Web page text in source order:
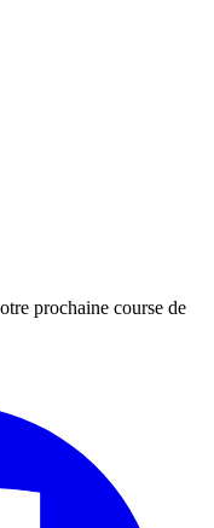
prochaine course de